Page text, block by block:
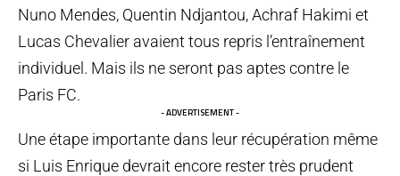
Nuno Mendes, Quentin Ndjantou, Achraf Hakimi et
Lucas Chevalier avaient tous repris l’entraînement
individuel. Mais ils ne seront pas aptes contre le
Paris FC.
- ADVERTISEMENT -
Une étape importante dans leur récupération même
si Luis Enrique devrait encore rester très prudent